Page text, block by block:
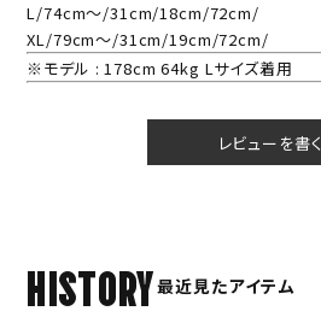
L/74cm～/31cm/18cm/72cm/
XL/79cm～/31cm/19cm/72cm/
※モデル : 178cm 64kg Lサイズ着用
レビューを書く
HISTORY最近見たアイテム